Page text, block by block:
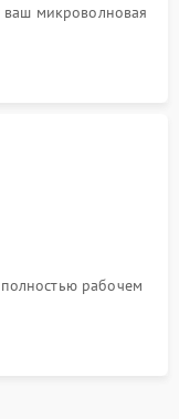
микроволновая
рабочем